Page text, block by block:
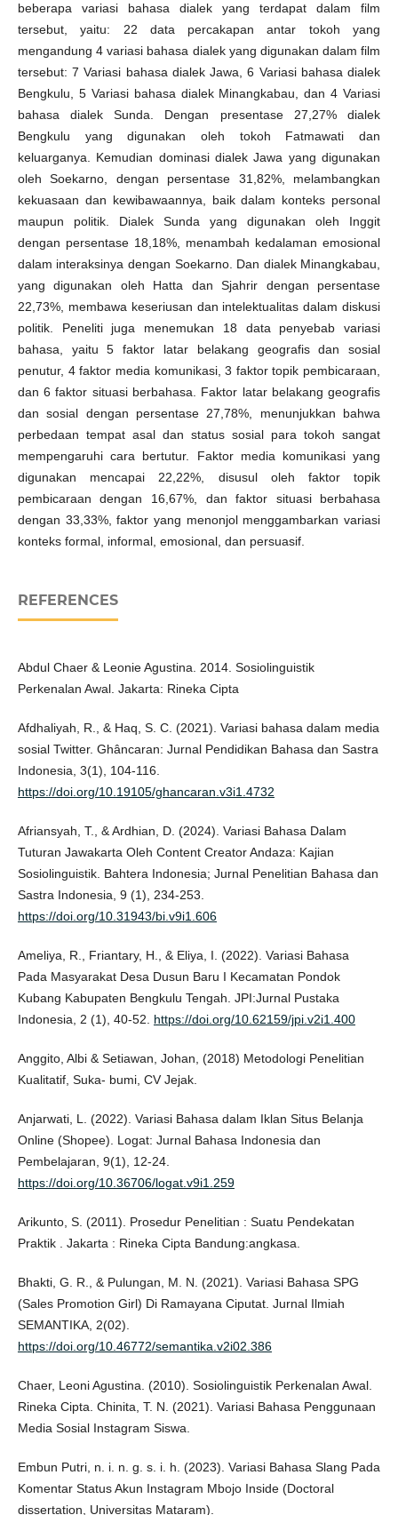
beberapa variasi bahasa dialek yang terdapat dalam film
tersebut, yaitu: 22 data percakapan antar tokoh yang
mengandung 4 variasi bahasa dialek yang digunakan dalam film
tersebut: 7 Variasi bahasa dialek Jawa, 6 Variasi bahasa dialek
Bengkulu, 5 Variasi bahasa dialek Minangkabau, dan 4 Variasi
bahasa dialek Sunda. Dengan presentase 27,27% dialek
Bengkulu yang digunakan oleh tokoh Fatmawati dan
keluarganya. Kemudian dominasi dialek Jawa yang digunakan
oleh Soekarno, dengan persentase 31,82%, melambangkan
kekuasaan dan kewibawaannya, baik dalam konteks personal
maupun politik. Dialek Sunda yang digunakan oleh Inggit
dengan persentase 18,18%, menambah kedalaman emosional
dalam interaksinya dengan Soekarno. Dan dialek Minangkabau,
yang digunakan oleh Hatta dan Sjahrir dengan persentase
22,73%, membawa keseriusan dan intelektualitas dalam diskusi
politik. Peneliti juga menemukan 18 data penyebab variasi
bahasa, yaitu 5 faktor latar belakang geografis dan sosial
penutur, 4 faktor media komunikasi, 3 faktor topik pembicaraan,
dan 6 faktor situasi berbahasa. Faktor latar belakang geografis
dan sosial dengan persentase 27,78%, menunjukkan bahwa
perbedaan tempat asal dan status sosial para tokoh sangat
mempengaruhi cara bertutur. Faktor media komunikasi yang
digunakan mencapai 22,22%, disusul oleh faktor topik
pembicaraan dengan 16,67%, dan faktor situasi berbahasa
dengan 33,33%, faktor yang menonjol menggambarkan variasi
konteks formal, informal, emosional, dan persuasif.
REFERENCES
Abdul Chaer & Leonie Agustina. 2014. Sosiolinguistik
Perkenalan Awal. Jakarta: Rineka Cipta
Afdhaliyah, R., & Haq, S. C. (2021). Variasi bahasa dalam media
sosial Twitter. Ghâncaran: Jurnal Pendidikan Bahasa dan Sastra
Indonesia, 3(1), 104-116.
https://doi.org/10.19105/ghancaran.v3i1.4732
Afriansyah, T., & Ardhian, D. (2024). Variasi Bahasa Dalam
Tuturan Jawakarta Oleh Content Creator Andaza: Kajian
Sosiolinguistik. Bahtera Indonesia; Jurnal Penelitian Bahasa dan
Sastra Indonesia, 9 (1), 234-253.
https://doi.org/10.31943/bi.v9i1.606
Ameliya, R., Friantary, H., & Eliya, I. (2022). Variasi Bahasa
Pada Masyarakat Desa Dusun Baru I Kecamatan Pondok
Kubang Kabupaten Bengkulu Tengah. JPI:Jurnal Pustaka
Indonesia, 2 (1), 40-52. https://doi.org/10.62159/jpi.v2i1.400
Anggito, Albi & Setiawan, Johan, (2018) Metodologi Penelitian
Kualitatif, Suka- bumi, CV Jejak.
Anjarwati, L. (2022). Variasi Bahasa dalam Iklan Situs Belanja
Online (Shopee). Logat: Jurnal Bahasa Indonesia dan
Pembelajaran, 9(1), 12-24.
https://doi.org/10.36706/logat.v9i1.259
Arikunto, S. (2011). Prosedur Penelitian : Suatu Pendekatan
Praktik . Jakarta : Rineka Cipta Bandung:angkasa.
Bhakti, G. R., & Pulungan, M. N. (2021). Variasi Bahasa SPG
(Sales Promotion Girl) Di Ramayana Ciputat. Jurnal Ilmiah
SEMANTIKA, 2(02).
https://doi.org/10.46772/semantika.v2i02.386
Chaer, Leoni Agustina. (2010). Sosiolinguistik Perkenalan Awal.
Rineka Cipta. Chinita, T. N. (2021). Variasi Bahasa Penggunaan
Media Sosial Instagram Siswa.
Embun Putri, n. i. n. g. s. i. h. (2023). Variasi Bahasa Slang Pada
Komentar Status Akun Instagram Mbojo Inside (Doctoral
dissertation, Universitas Mataram).